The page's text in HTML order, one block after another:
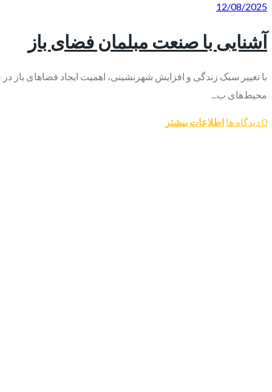
12/08/2025
آشنایی با صنعت مبلمان فضای باز
با تغییر سبک زندگی و افزایش شهرنشینی، اهمیت ایجاد فضاهای باز
محیط‌های ب...
0 دیدگاه ها اطلاعات بیشتر